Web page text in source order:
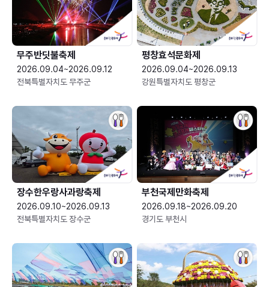
무주반딧불축제
2026.09.04~2026.09.12
전북특별자치도 무주군
평창효석문화제
2026.09.04~2026.09.13
강원특별자치도 평창군
장수한우랑사과랑축제
2026.09.10~2026.09.13
전북특별자치도 장수군
부천국제만화축제
2026.09.18~2026.09.20
경기도 부천시